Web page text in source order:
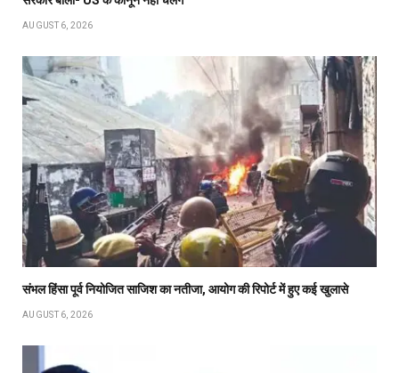
AUGUST 6, 2026
संभल हिंसा पूर्व नियोजित साजिश का नतीजा, आयोग की रिपोर्ट में हुए कई खुलासे
AUGUST 6, 2026